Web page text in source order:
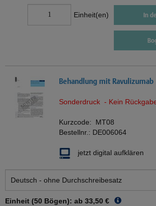
Einheit(en) In
Behandlung mit Ravulizumab
Sonderdruck - Kein
Kurzcode: MT08
Bestellnr.: DE006064
jetzt digital aufklären
Einheit (50 Bögen): ab 33,50 €